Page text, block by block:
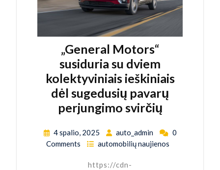
„General Motors“
susiduria su dviem
kolektyviniais ieškiniais
dėl sugedusių pavarų
perjungimo svirčių
4 spalio, 2025 auto_admin
0
Comments
automobilių naujienos
https://cdn-